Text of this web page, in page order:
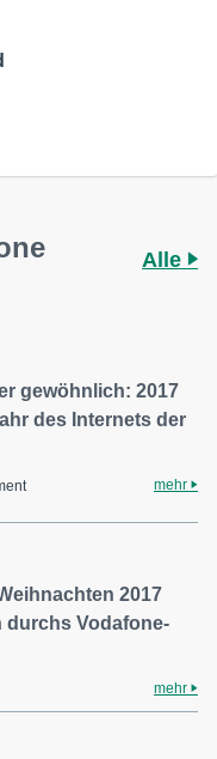
Alle
gewöhnlich: 2017
des Internets der
mehr
2017
durchs Vodafone-
mehr